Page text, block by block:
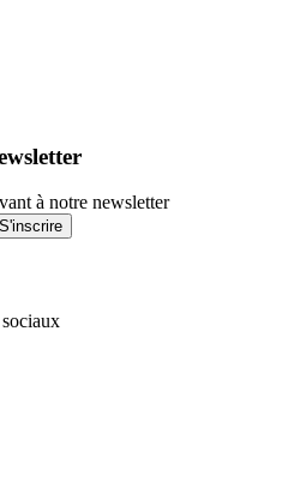
à notre newsletter
S'inscrire